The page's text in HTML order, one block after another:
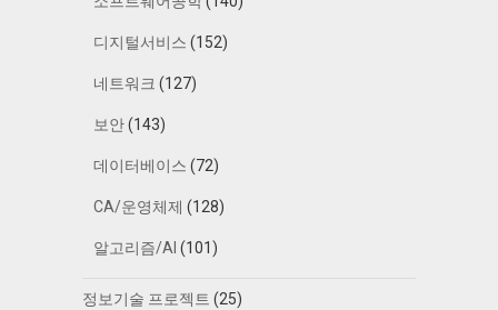
디지털서비스 (152)
네트워크 (127)
보안(143)
데이터베이스 (72)
CA/운영체제 (128)
알고리즘/AI (101)
정보기술 프로젝트 (25)